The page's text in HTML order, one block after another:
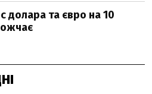
долара та євро на 10